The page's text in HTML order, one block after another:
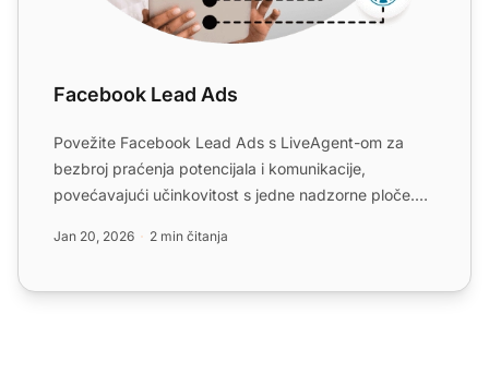
Facebook Lead Ads
Povežite Facebook Lead Ads s LiveAgent-om za
bezbroj praćenja potencijala i komunikacije,
povećavajući učinkovitost s jedne nadzorne ploče.
Jan 20, 2026 2 min čitanja